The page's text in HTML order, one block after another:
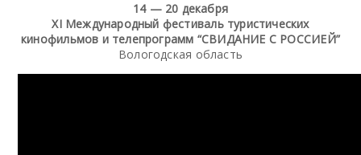
14 — 20 декабря
XI Международный фестиваль туристических
кинофильмов и телепрограмм “СВИДАНИЕ С РОССИЕЙ”
Вологодская область